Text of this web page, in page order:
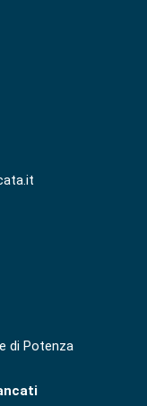
di Potenza